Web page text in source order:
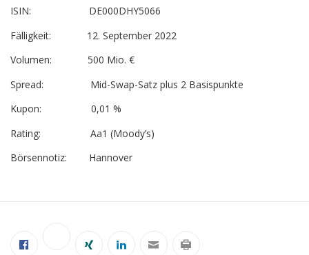
ISIN: DE000DHY5066
Fälligkeit: 12. September 2022
Volumen: 500 Mio. €
Spread: Mid-Swap-Satz plus 2 Basispunkte
Kupon: 0,01 %
Rating: Aa1 (Moody’s)
Börsennotiz: Hannover